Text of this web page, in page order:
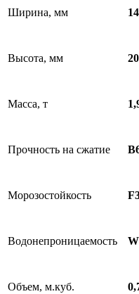
Ширина, мм
Высота, мм
Масса, т
Прочность на сжатие
Морозостойкость
Водонепроницаемость
Объем, м.куб.